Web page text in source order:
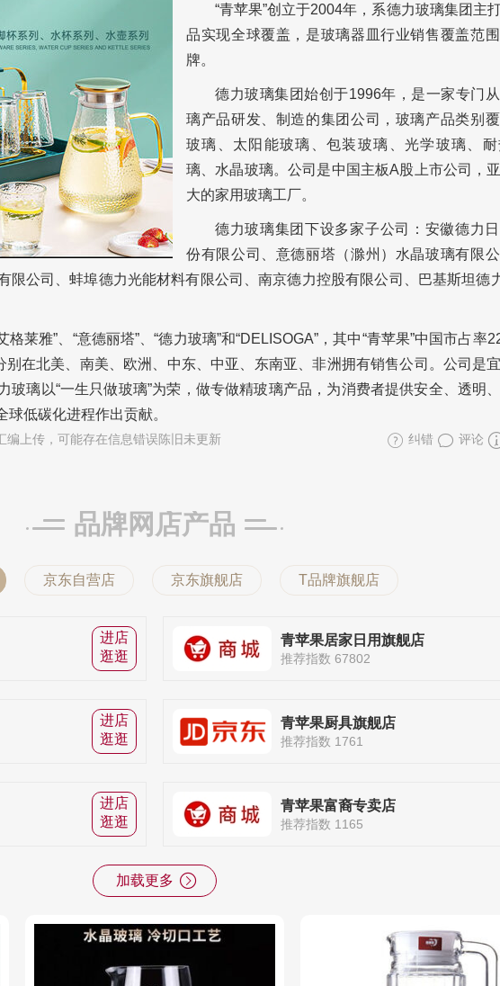
“青苹果”创立于2004年，系德力玻璃集团主
品实现全球覆盖，是玻璃器皿行业销售覆盖范
牌。
德力玻璃集团始创于1996年，是一家专门
璃产品研发、制造的集团公司，玻璃产品类别
玻璃、太阳能玻璃、包装玻璃、光学玻璃、
璃、水晶玻璃。公司是中国主板A股上市公司，
大的家用玻璃工厂。
德力玻璃集团下设多家子公司：安徽德力
份有限公司、意德丽塔（滁州）水晶玻璃有限
限公司、蚌埠德力光能材料有限公司、南京德力控股有限公司、巴基斯坦德
格莱雅”、“意德丽塔”、“德力玻璃”和“DELISOGA”，其中“青苹果”中国市占率
在北美、南美、欧洲、中东、中亚、东南亚、非洲拥有销售公司。公司是
玻璃以“一生只做玻璃”为荣，做专做精玻璃产品，为消费者提供安全、透明
低碳化进程作出贡献。
编上传，可能存在信息错误陈旧未更新 纠错 评论
品牌网店产品
京东自营店 京东旗舰店 T品牌旗舰店
进店
逛逛
青苹果居家日用旗舰店
推荐指数 67802
进店
逛逛
青苹果厨具旗舰店
推荐指数 1761
进店
逛逛
青苹果富裔专卖店
推荐指数 1165
加载更多